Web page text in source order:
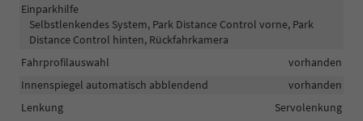
Einparkhilfe
Selbstlenkendes System, Park Distance Control vorne, Park
Distance Control hinten, Rückfahrkamera
Fahrprofilauswahl
vorhanden
Innenspiegel automatisch abblendend
vorhanden
Lenkung
Servolenkung